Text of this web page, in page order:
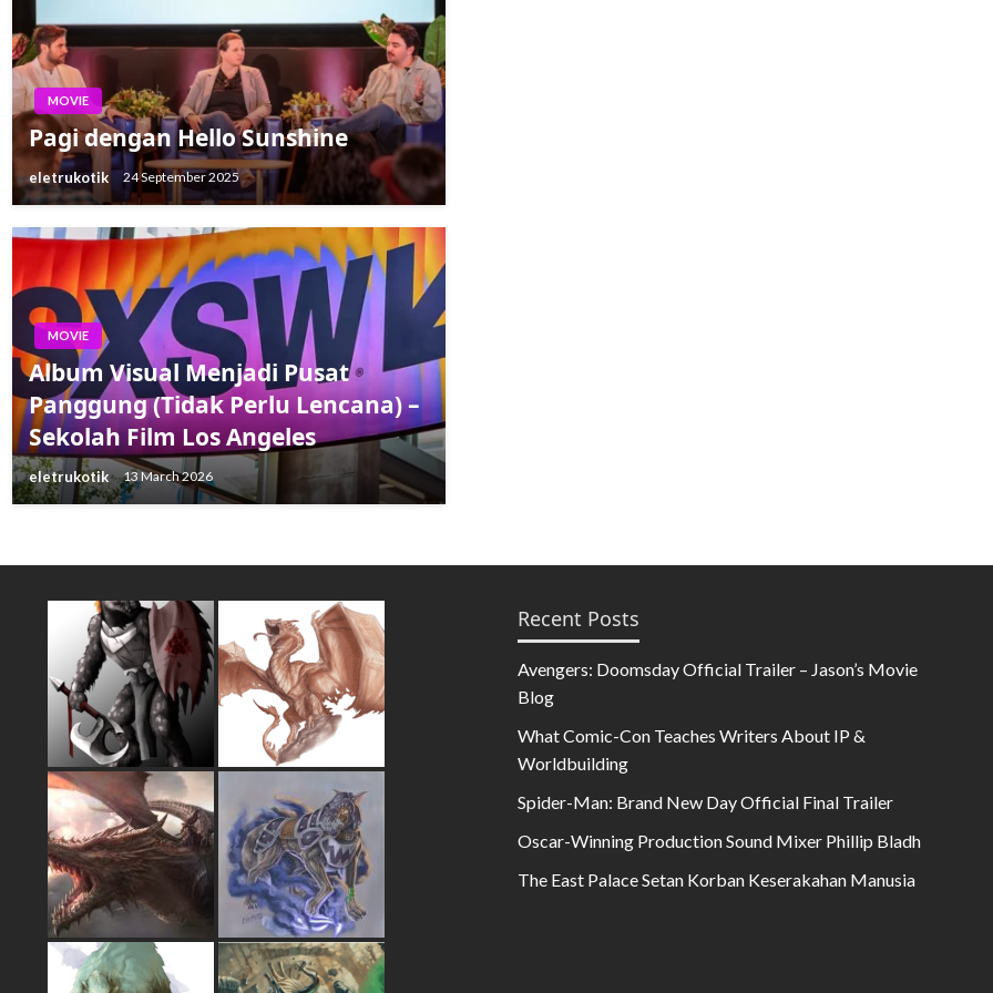
MOVIE
Pagi dengan Hello Sunshine
eletrukotik 24 September 2025
MOVIE
Album Visual Menjadi Pusat
Panggung (Tidak Perlu Lencana) –
Sekolah Film Los Angeles
eletrukotik 13 March 2026
Recent Posts
Avengers: Doomsday Official Trailer – Jason’s Movie
Blog
What Comic-Con Teaches Writers About IP &
Worldbuilding
Spider-Man: Brand New Day Official Final Trailer
Oscar-Winning Production Sound Mixer Phillip Bladh
The East Palace Setan Korban Keserakahan Manusia